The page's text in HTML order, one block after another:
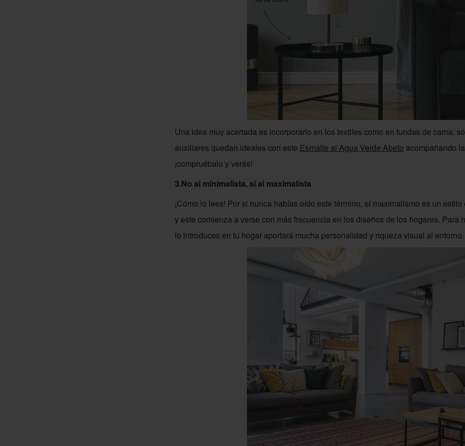
Una idea muy acertada es incorporarlo en los textiles como en fundas de cama,
auxiliares quedan ideales con este Esmalte al Agua Verde Abeto acompañando
¡compruébalo y verás!
3.No al minimalista, sí al maximalista
¡Cómo lo lees! Por si nunca habías oído este término, el maximalismo es un
y este comienza a verse con más frecuencia en los diseños de los hogares.
lo introduces en tu hogar aportará mucha personalidad y riqueza visual al entorno.